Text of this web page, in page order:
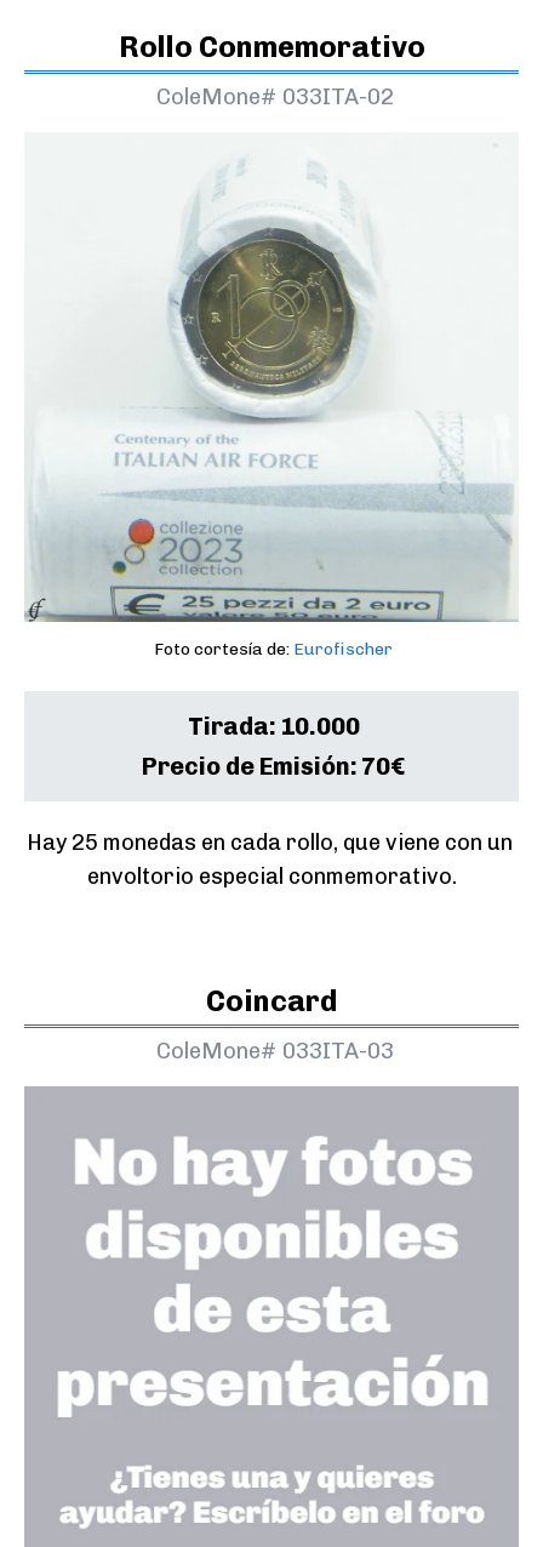
Rollo Conmemorativo
ColeMone# 033ITA-02
Foto cortesía de: Eurofischer
Tirada: 10.000
Precio de Emisión: 70€
Hay 25 monedas en cada rollo, que viene con un
envoltorio especial conmemorativo.
Coincard
ColeMone# 033ITA-03